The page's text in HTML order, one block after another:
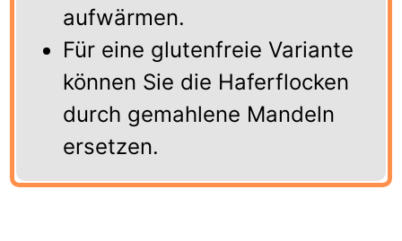
aufwärmen.
Für eine glutenfreie Variante
können Sie die Haferflocken
durch gemahlene Mandeln
ersetzen.